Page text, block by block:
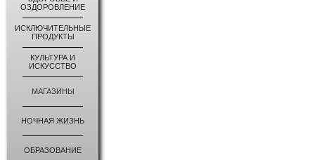
ОЗДОРОВЛЕНИЕ
ИСКЛЮЧИТЕЛЬНЫЕ
ПРОДУКТЫ
КУЛЬТУРА И
ИСКУССТВО
МАГАЗИНЫ
НОЧНАЯ ЖИЗНЬ
ОБРАЗОВАНИЕ